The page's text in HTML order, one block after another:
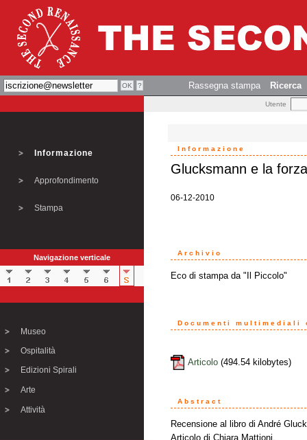
Rassegna stampa Ricerca
Utente
Informazione
Approfondimento
Stampa
Navigazione verticale
Museo
Ospitalità
Edizioni Spirali
Arte
Attività
Informazione
Glucksmann e la
06-12-2010
Archivio
Eco di stampa da "Il Piccolo"
Documenti multimediali
Articolo(494.54 kilobytes)
Abstract
Recensione al libro di André
Articolo di Chiara Mattioni.